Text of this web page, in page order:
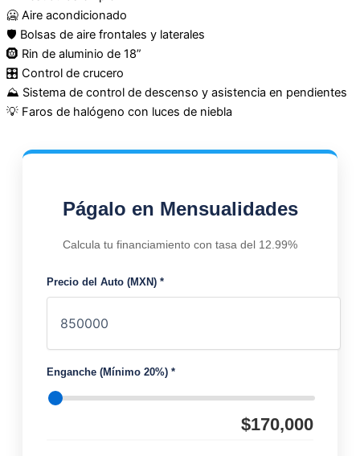
🥶 Aire acondicionado
🛡️ Bolsas de aire frontales y laterales
🛞 Rin de aluminio de 18”
🎛️ Control de crucero
⛰️ Sistema de control de descenso y asistencia en pendientes
💡 Faros de halógeno con luces de niebla
Págalo en Mensualidades
Calcula tu financiamiento con tasa del 12.99%
Precio del Auto (MXN) *
Enganche (Mínimo 20%) *
$170,000